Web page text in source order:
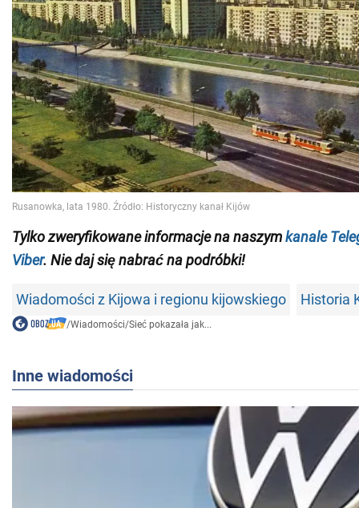
Tylko zweryfikowane informacje na naszymkanale
Viber. Nie daj się nabrać na podróbki!
Wiadomości z Kijowa i regionu kijowskiego Historia
/Wiadomości/Sieć pokazała jak...
Inne wiadomości